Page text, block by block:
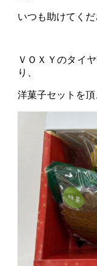
いつも助けてく
ＶＯＸＹのタイ
り、
洋菓子セットを